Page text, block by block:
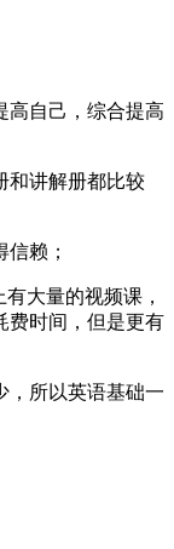
高自己，综合提高
和讲解册都比较
赖；
大量的视频课，
费时间，但是更有
，所以英语基础一